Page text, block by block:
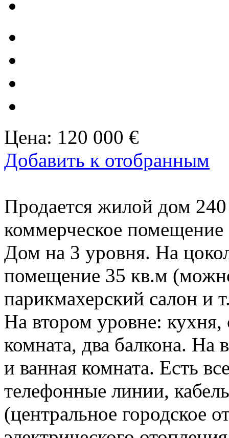
Цена: 120 000 €
Добавить к отобранным
Продается жилой дом
коммерческое
Дом на 3 уровня. На
помещение 35 кв.м
парикмахерский салон и
На втором уровне: кухня,
комната, два балкона. На
и ванная комната. Есть
телефонные линии,
(центральное городское